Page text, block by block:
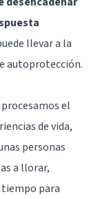
llevar a la
autoprotección.
el
de vida,
personas
a llorar,
para